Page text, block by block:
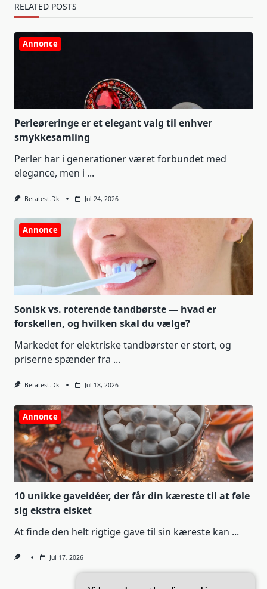
RELATED POSTS
Annonce
Perleøreringe er et elegant valg til enhver
smykkesamling
Perler har i generationer været forbundet med
elegance, men i ...
Betatest.dk Jul 24, 2026
Annonce
Sonisk vs. roterende tandbørste — hvad er
forskellen, og hvilken skal du vælge?
Markedet for elektriske tandbørster er stort, og
priserne spænder fra ...
Betatest.dk Jul 18, 2026
Annonce
10 unikke gaveidéer, der får din kæreste til at føle
sig ekstra elsket
At finde den helt rigtige gave til sin kæreste kan ...
Jul 17, 2026